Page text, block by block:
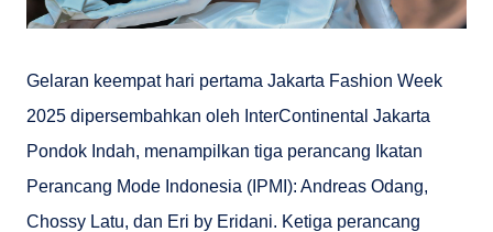
Gelaran keempat hari pertama Jakarta Fashion Week
2025 dipersembahkan oleh InterContinental Jakarta
Pondok Indah, menampilkan tiga perancang Ikatan
Perancang Mode Indonesia (IPMI): Andreas Odang,
Chossy Latu, dan Eri by Eridani. Ketiga perancang